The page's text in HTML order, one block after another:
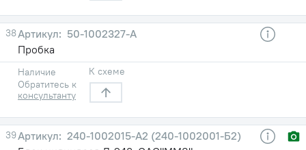
38
50-1002327-А
Пробка
Наличие
Обратитесь к
консультанту
К схеме
39
240-1002015-А2 (240-1002001-Б2)